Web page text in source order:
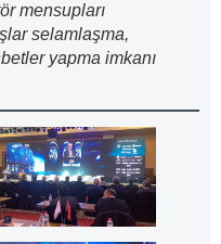
mensupları
selamlaşma,
yapma imkanı